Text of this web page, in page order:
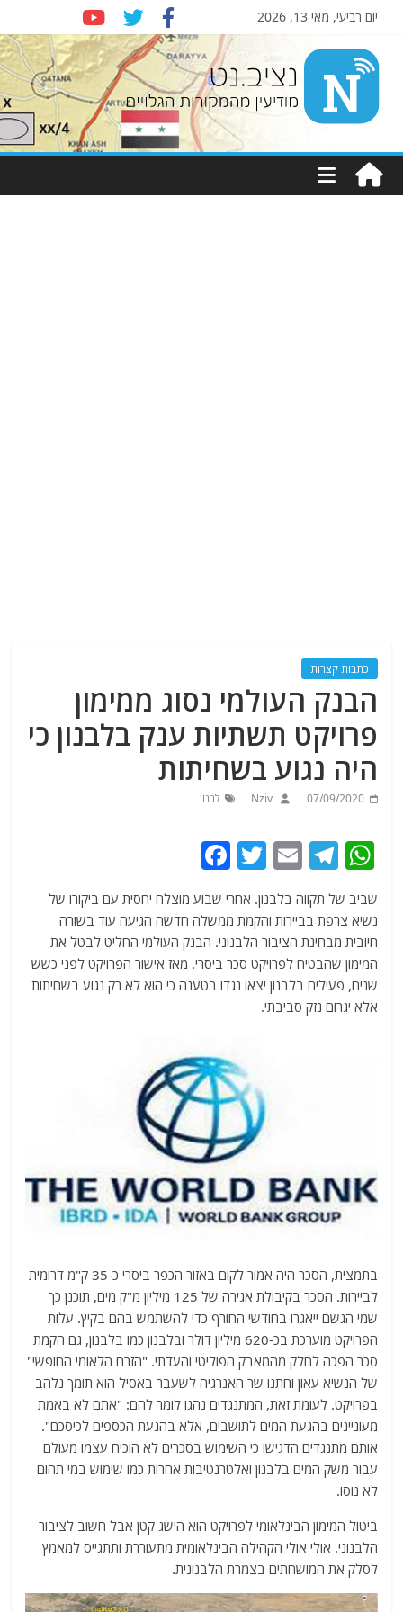
יום רביעי, מאי 13, 2026
Nziv.net
מודיעין
מהמקורות
כתבות קצרות
הבנק העולמי נסוג ממימון
פרויקט תשתיות ענק בלבנון כי
היה נגוע בשחיתות
07/09/2020
Nziv לבנון
W
h
at
s
A
p
T
e
g
ra
m
E
ai
l
T
itt
er
c
e
b
o
k
שביב של תקווה בלבנון. אחרי שבוע מוצלח יחסית עם ביקורו של
נשיא צרפת בביירות והקמת ממשלה חדשה הגיעה עוד בשורה
חיובית מבחינת הציבור הלבנוני. הבנק העולמי החליט לבטל את
המימון שהבטיח לפרויקט סכר ביסרי. מאז אישור הפרויקט לפני כשש
שנים, פעילים בלבנון יצאו נגדו בטענה כי הוא לא רק נגוע בשחיתות
אלא יגרום נזק סביבתי.
בתמצית, הסכר היה אמור לקום באזור הכפר ביסרי כ-35 ק"מ דרומית
לביירות. הסכר בקיבולת אגירה של 125 מיליון מ"ק מים, תוכנן כך
שמי הגשם ייאגרו בחודשי החורף כדי להשתמש בהם בקיץ. עלות
הפרויקט מוערכת בכ-620 מיליון דולר ובלבנון כמו בלבנון, גם הקמת
סכר הפכה לחלק מהמאבק הפוליטי והעדתי. "הזרם הלאומי החופשי"
של הנשיא עאון וחתנו שר האנרגיה לשעבר באסיל הוא תומך נלהב
בפרויקט. לעומת זאת, המתנגדים נהגו לומר להם: "אתם לא באמת
מעוניינים בהגעת המים לתושבים, אלא בהגעת הכספים לכיסכם".
אותם מתנגדים הדגישו כי השימוש בסכרים לא הוכיח עצמו מעולם
עבור משק המים בלבנון ואלטרנטיבות אחרות כמו שימוש במי תהום
לא נוסו.
ביטול המימון הבינלאומי לפרויקט הוא הישג קטן אבל חשוב לציבור
הלבנוני. אולי אולי הקהילה הבינלאומית מתעוררת ותתגייס למאמץ
לסלק את המושחתים בצמרת הלבנונית.